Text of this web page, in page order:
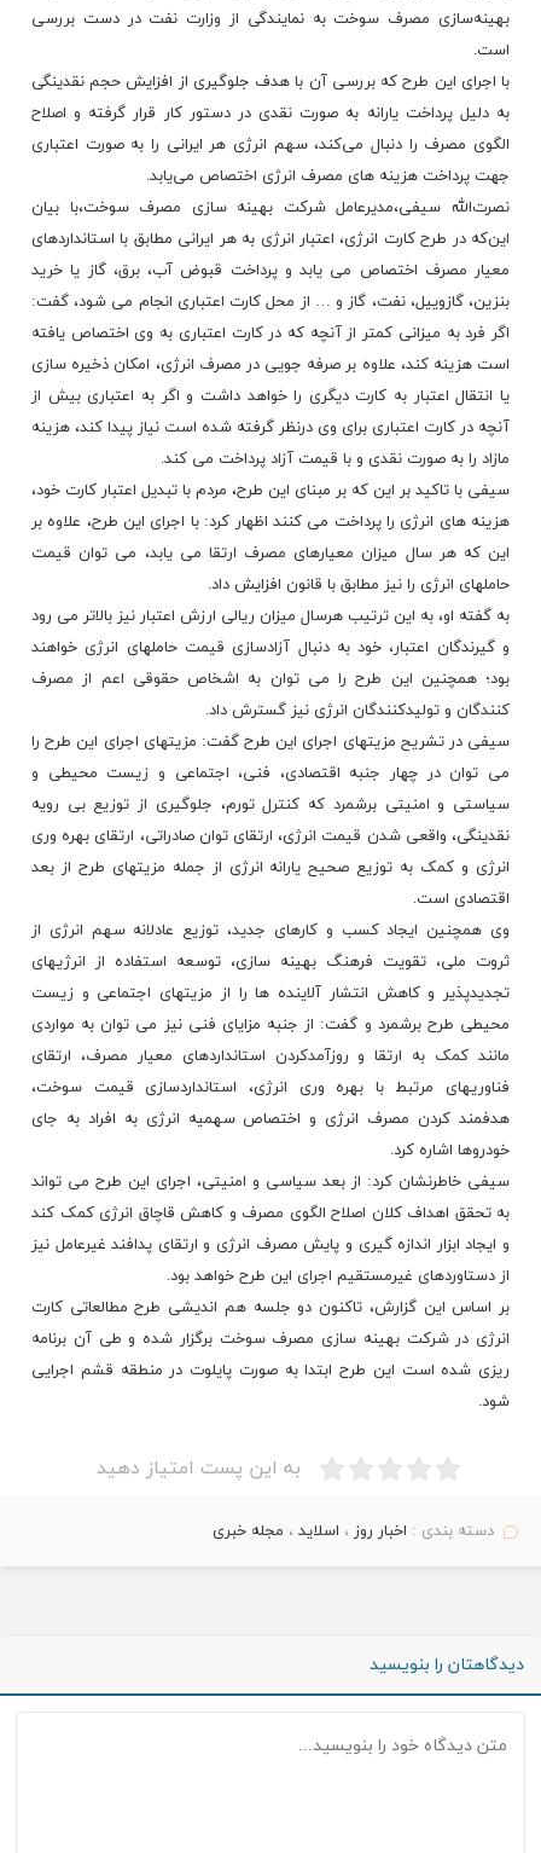
بهینه‌سازی مصرف سوخت به نمایندگی از وزارت نفت در دست بررسی
است.
با اجرای این طرح که بررسی آن با هدف جلوگیری از افزایش حجم نقدینگی
به دلیل پرداخت یارانه به صورت نقدی در دستور کار قرار گرفته و اصلاح
الگوی مصرف را دنبال می‌کند، سهم انرژی هر ایرانی را به صورت اعتباری
جهت پرداخت هزینه های مصرف انرژی اختصاص می‌یابد.
نصرت‌الله سیفی،مدیرعامل شرکت بهینه سازی مصرف سوخت،با بیان
این‌که در طرح کارت انرژی، اعتبار انرژی به هر ایرانی مطابق با استانداردهای
معیار مصرف اختصاص می یابد و پرداخت قبوض آب، برق، گاز یا خرید
بنزین، گازوییل، نفت، گاز و … از محل کارت اعتباری انجام می شود،‌ گفت:
اگر فرد به میزانی کمتر از آنچه که در کارت اعتباری به وی اختصاص یافته
است هزینه کند، علاوه بر صرفه جویی در مصرف انرژی، امکان ذخیره سازی
یا انتقال اعتبار به کارت دیگری را خواهد داشت و اگر به اعتباری بیش از
آنچه در کارت اعتباری برای وی درنظر گرفته شده است نیاز پیدا کند، هزینه
مازاد را به صورت نقدی و با قیمت آزاد پرداخت می کند.
سیفی با تاکید بر این که بر مبنای این طرح، مردم با تبدیل اعتبار کارت خود،
هزینه های انرژی را پرداخت می کنند اظهار کرد: با اجرای این طرح، علاوه بر
این که هر سال میزان معیارهای مصرف ارتقا می یابد، می توان قیمت
حاملهای انرژی را نیز مطابق با قانون افزایش داد.
به گفته او، به این ترتیب هرسال میزان ریالی ارزش اعتبار نیز بالاتر می رود
و گیرندگان اعتبار، خود به دنبال آزادسازی قیمت حاملهای انرژی خواهند
بود؛ همچنین این طرح را می توان به اشخاص حقوقی اعم از مصرف
کنندگان و تولیدکنندگان انرژی نیز گسترش داد.
سیفی در تشریح مزیتهای اجرای این طرح گفت: مزیتهای اجرای این طرح را
می توان در چهار جنبه اقتصادی، فنی، اجتماعی و زیست محیطی و
سیاستی و امنیتی برشمرد که کنترل تورم، جلوگیری از توزیع بی رویه
نقدینگی، واقعی شدن قیمت انرژی، ارتقای توان صادراتی، ارتقای بهره وری
انرژی و کمک به توزیع صحیح یارانه انرژی از جمله مزیتهای طرح از بعد
اقتصادی است.
وی همچنین ایجاد کسب و کارهای جدید، توزیع عادلانه سهم انرژی از
ثروت ملی، تقویت فرهنگ بهینه سازی، توسعه استفاده از انرژیهای
تجدیدپذیر و کاهش انتشار آلاینده ها را از مزیتهای اجتماعی و زیست
محیطی طرح برشمرد و گفت: از جنبه مزایای فنی نیز می توان به مواردی
مانند کمک به ارتقا و روزآمدکردن استانداردهای معیار مصرف، ارتقای
فناوریهای مرتبط با بهره وری انرژی، استانداردسازی قیمت سوخت،
هدفمند کردن مصرف انرژی و اختصاص سهمیه انرژی به افراد به جای
خودروها اشاره کرد.
سیفی خاطرنشان کرد: از بعد سیاسی و امنیتی، اجرای این طرح می تواند
به تحقق اهداف کلان اصلاح الگوی مصرف و کاهش قاچاق انرژی کمک کند
و ایجاد ابزار اندازه گیری و پایش مصرف انرژی و ارتقای پدافند غیرعامل نیز
از دستاوردهای غیرمستقیم اجرای این طرح خواهد بود.
بر اساس این گزارش، تاکنون دو جلسه هم‌ اندیشی طرح مطالعاتی کارت
انرژی در شرکت بهینه سازی مصرف سوخت برگزار شده و طی آن برنامه
ریزی شده است این طرح ابتدا به صورت پایلوت در منطقه قشم اجرایی
شود.
به این پست امتیاز دهید
دسته بندی : اخبار روز ، اسلاید ، مجله خبری
دیدگاهتان را بنویسید